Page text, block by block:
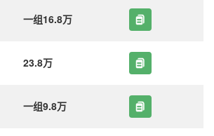
一组16.8万
23.8万
一组9.8万